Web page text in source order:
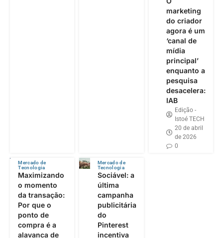
marketing
do criador
agora é um
‘canal de
mídia
principal’
enquanto a
pesquisa
desacelera:
IAB
Edição -
Istoé TECH
20 de abril
de 2026
0
Mercado de
Tecnologia
Maximizando
o momento
da transação:
Por que o
ponto de
compra é a
alavanca de
Mercado de
Tecnologia
Sociável: a
última
campanha
publicitária
do
Pinterest
incentiva